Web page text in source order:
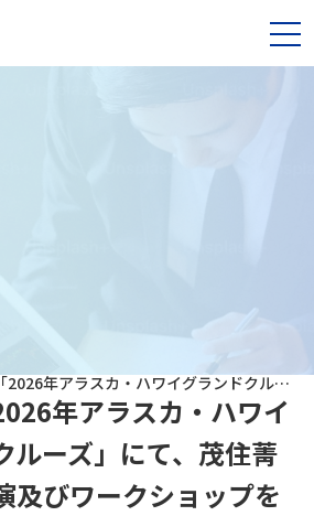
飛鳥Ⅱ「2026年アラスカ・ハワイグランドクルーズ」にて、茂住菁邨氏の講演及びワークショップを開催
年アラスカ・ハワイ
ルーズ」にて、茂住菁
及びワークショップを